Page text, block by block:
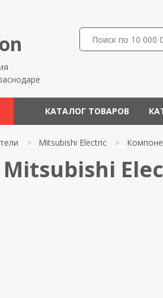
КАТАЛОГ ТОВАРОВ
> Mitsubishi Electric >
Mitsubishi